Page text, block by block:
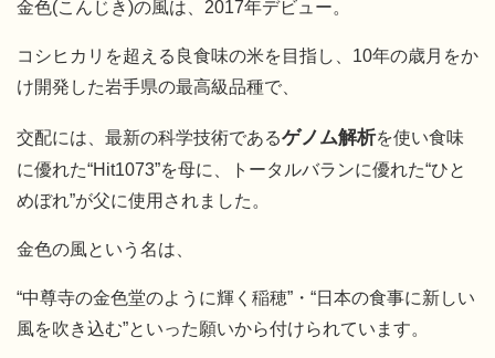
金色(こんじき)の風は、2017年デビュー。
コシヒカリを超える良食味の米を目指し、10年の歳月をか
け開発した岩手県の最高級品種で、
交配には、最新の科学技術であるゲノム解析を使い食味
に優れた“Hit1073”を母に、トータルバランに優れた“ひと
めぼれ”が父に使用されました。
金色の風という名は、
“中尊寺の金色堂のように輝く稲穂”・“日本の食事に新しい
風を吹き込む”といった願いから付けられています。